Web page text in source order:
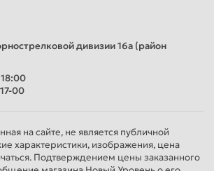
дивизии 16а (район
00
на сайте, не является публичной
характеристики, изображения, цена
Подтверждением цены заказанного